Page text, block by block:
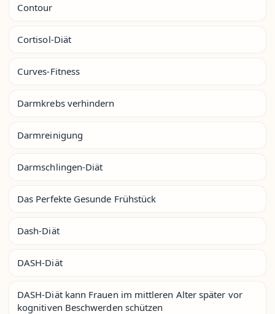
Contour
Cortisol-Diät
Curves-Fitness
Darmkrebs verhindern
Darmreinigung
Darmschlingen-Diät
Das Perfekte Gesunde Frühstück
Dash-Diät
DASH-Diät
DASH-Diät kann Frauen im mittleren Alter später vor
kognitiven Beschwerden schützen